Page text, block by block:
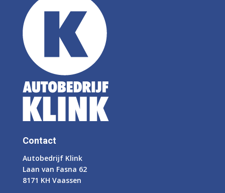
Contact
Autobedrijf Klink
Laan van Fasna 62
8171 KH Vaassen